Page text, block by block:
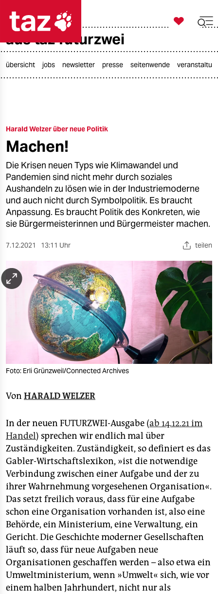
taz zahl ich
öko
gesellschaft
kultur
sport
berlin
nord
wahrheit
verlag
veranstaltungen
abo
genossenschaft
epaper login

taz zahl ich
aus taz futurzwei
übersicht jobs newsletter presse seitenwende
Harald Welzer über neue Politik
Machen!
Die Krisen neuen Typs wie Klimawandel und
Pandemien sind nicht mehr durch soziales
Aushandeln zu lösen wie in der Industriemoderne
und auch nicht durch Symbolpolitik. Es braucht
Anpassung. Es braucht Politik des Konkreten, wie
sie Bürgermeisterinnen und Bürgermeister machen.
7.12.2021 13:11 Uhr teilen
Foto: Erli Grünzweil/Connected Archives
Von HARALD WELZER
In der neuen FUTURZWEI-Ausgabe (ab 14.12.21 im
Handel) sprechen wir endlich mal über
Zuständigkeiten. Zuständigkeit, so definiert es das
Gabler-Wirtschaftslexikon, »ist die notwendige
Verbindung zwischen einer Aufgabe und der zu
ihrer Wahrnehmung vorgesehenen Organisation«.
Das setzt freilich voraus, dass für eine Aufgabe
schon eine Organisation vorhanden ist, also eine
Behörde, ein Ministerium, eine Verwaltung, ein
Gericht. Die Geschichte moderner Gesellschaften
läuft so, dass für neue Aufgaben neue
Organisationen geschaffen werden – also etwa ein
Umweltministerium, wenn »Umwelt« sich, wie vor
einem halben Jahrhundert, nicht nur als